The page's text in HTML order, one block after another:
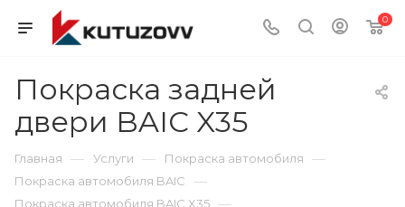
0
Покраска задней
двери BAIC X35
Главная — Услуги — Покраска автомобиля —
Покраска автомобиля BAIC —
Покраска автомобиля BAIC X35